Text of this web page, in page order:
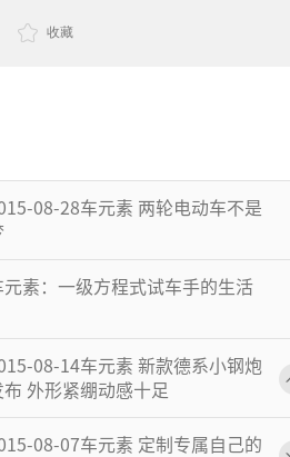
收藏
08-28车元素 两轮电动车不是
元素：一级方程式试车手的生活
08-14车元素 新款德系小钢炮
布 外形紧绷动感十足
08-07车元素 定制专属自己的